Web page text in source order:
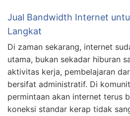
Jual Bandwidth Internet
Langkat
Di zaman sekarang, internet
utama, bukan sekadar hiburan
aktivitas kerja, pembelajaran
bersifat administratif. Di
permintaan akan internet terus
koneksi standar kerap tidak